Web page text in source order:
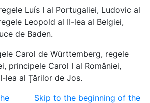
Luís I al Portugaliei, Ludovic al
Leopold al II-lea al Belgiei,
de Baden.
Carol de Württemberg, regele
principele Carol I al României,
lea al Țărilor de Jos.
Skip to the beginning of the